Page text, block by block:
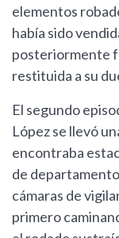
elementos
había sido
posteriormente
restituida a su
El segundo
López se llevó
encontraba
de
cámaras de
primero